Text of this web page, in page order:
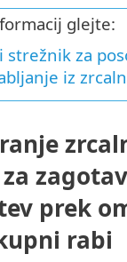
glejte:
strežnik za
iz
prek
rabi